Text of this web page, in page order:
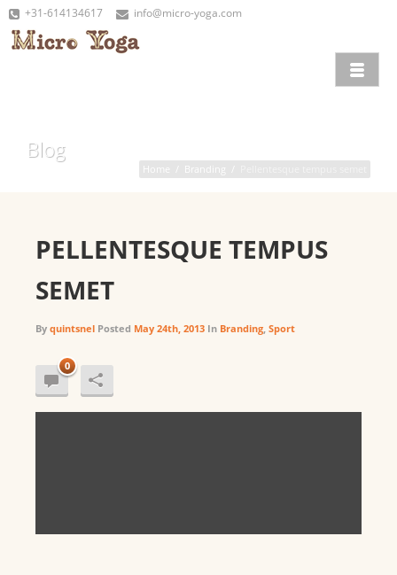
+31-614134617 info@micro-yoga.com
Blog
Home Branding
PELLENTESQUE TEMPUS
SEMET
By quintsnel Posted May 24th, 2013 In Branding, Sport
0